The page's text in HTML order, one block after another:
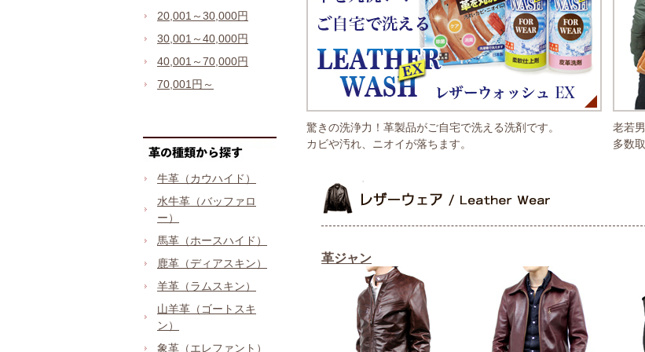
20,001～30,000円
30,001～40,000円
40,001～70,000円
70,001円～
牛革（カウハイド）
水牛革（バッファロ
ー）
馬革（ホースハイド）
鹿革（ディアスキン）
羊革（ラムスキン）
山羊革（ゴートスキ
ン）
象革（エレファント）
驚きの洗浄力！革製品がご自宅で洗える洗剤です。
カビや汚れ、ニオイが落ちます。
老若
多数